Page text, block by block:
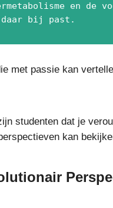
en de
bij past.
met passie kan
studenten dat je
kan